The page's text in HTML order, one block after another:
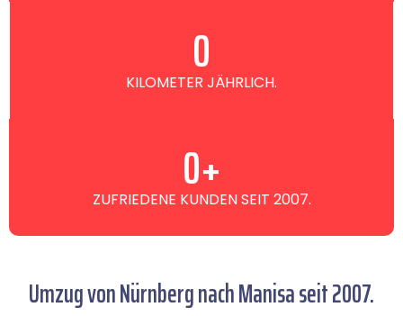
KILOMETER JÄHRLICH.
0
ZUFRIEDENE KUNDEN SEIT 2007.
0+
Umzug von Nürnberg nach Manisa seit 2007.